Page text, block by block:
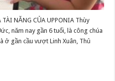
TÀI NĂNG CỦA UPPONIA Thùy
năm nay gần 6 tuổi, là công chúa
ở gần cầu vượt Linh Xuân, Thủ